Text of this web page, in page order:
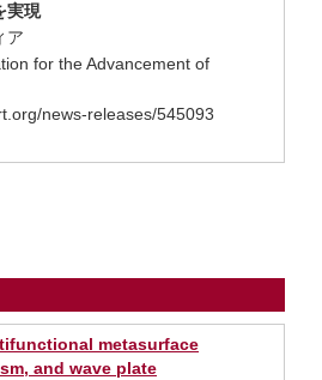
実現
ア
for the Advancement of
news-releases/545093
metasurface
and wave plate